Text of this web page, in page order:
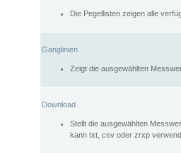
Die Pegellisten zeigen alle
Ganglinien
Zeigt die ausgewählten
Download
Stellt die ausgewählten
kann txt, csv oder zrxp